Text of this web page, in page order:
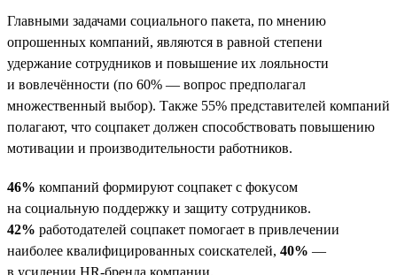
Главными задачами социального пакета, по мнению
опрошенных компаний, являются в равной степени
удержание сотрудников и повышение их лояльности
и вовлечённости (по 60% — вопрос предполагал
множественный выбор). Также 55% представителей компаний
полагают, что соцпакет должен способствовать повышению
мотивации и производительности работников.
46% компаний формируют соцпакет с фокусом
на социальную поддержку и защиту сотрудников.
42% работодателей соцпакет помогает в привлечении
наиболее квалифицированных соискателей, 40% —
в усилении HR-бренда компании.